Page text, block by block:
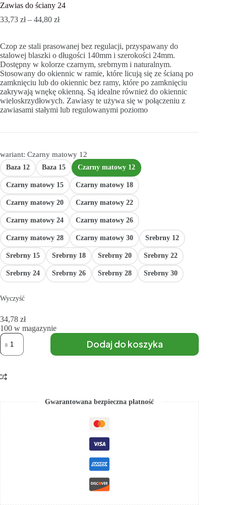
Zawias do ściany 24
33,73 zł– 44,80 zł
Czop ze stali prasowanej bez regulacji, przyspawany do
stalowej blaszki o długości 140mm i szerokości 24mm.
Dostępny w kolorze czarnym, srebrnym i naturalnym.
Stosowany do okiennic w ramie, które licują się ze ścianą po
zamknięciu lub do okiennic bez ramy, które po zamknięciu
zakrywają wnękę okienną. Są idealne również do okiennic
wieloskrzydłowych. Zawiasy te używa się w połączeniu z
zawiasami stałymi lub regulowanymi poziomo
wariant: Czarny matowy 12
Baza 12 Baza 15 Czarny matowy 12
Czarny matowy 15 Czarny matowy 18
Czarny matowy 20 Czarny matowy 22
Czarny matowy 24 Czarny matowy 26
Czarny matowy 28 Czarny matowy 30 Srebrny 12
Srebrny 15 Srebrny 18 Srebrny 20 Srebrny 22
Srebrny 24 Srebrny 26 Srebrny 28 Srebrny 30
Wyczyść
34,78 zł
100 w magazynie
Dodaj do koszyka
Gwarantowana bezpieczna płatność